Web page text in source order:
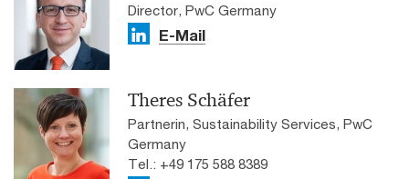
Director, PwC Germany
E-Mail
Theres Schäfer
Partnerin, Sustainability Services, PwC
Germany
Tel.: +49 175 588 8389